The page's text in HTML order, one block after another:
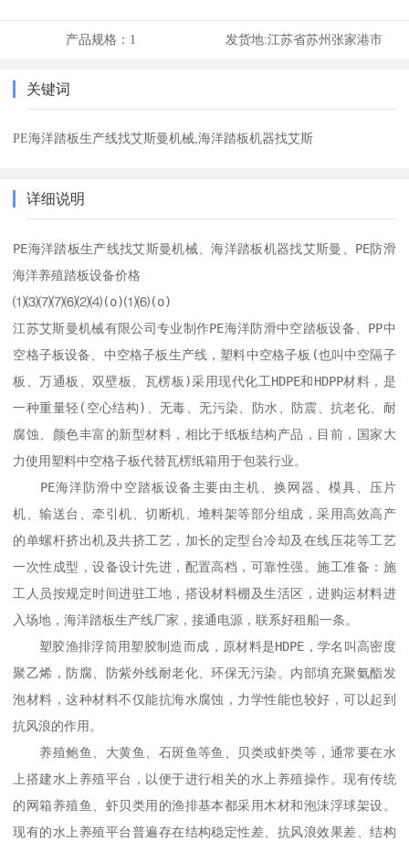
产品规格： 1 发货地:江苏省苏州张家港市
关键词
PE海洋踏板生产线找艾斯曼机械,海洋踏板机器找艾斯
详细说明
PE海洋踏板生产线找艾斯曼机械、海洋踏板机器找艾斯曼、PE防滑
海洋养殖踏板设备价格
⑴⑶⑺⑺⑹⑵⑷(o)⑴⑹(o)
江苏艾斯曼机械有限公司专业制作PE海洋防滑中空踏板设备、PP中
空格子板设备、中空格子板生产线，塑料中空格子板(也叫中空隔子
板、万通板、双壁板、瓦楞板)采用现代化工HDPE和HDPP材料，是
一种重量轻(空心结构)、无毒、无污染、防水、防震、抗老化、耐
腐蚀、颜色丰富的新型材料，相比于纸板结构产品，目前，国家大
力使用塑料中空格子板代替瓦楞纸箱用于包装行业。
PE海洋防滑中空踏板设备主要由主机、换网器、模具、压片
机、输送台、牵引机、切断机、堆料架等部分组成，采用高效高产
的单螺杆挤出机及共挤工艺，加长的定型台冷却及在线压花等工艺
一次性成型，设备设计先进，配置高档，可靠性强。施工准备：施
工人员按规定时间进驻工地，搭设材料棚及生活区，进购运材料进
入场地，海洋踏板生产线厂家，接通电源，联系好租船一条。
塑胶渔排浮筒用塑胶制造而成，原材料是HDPE，学名叫高密度
聚乙烯，防腐、防紫外线耐老化、环保无污染。内部填充聚氨酯发
泡材料，这种材料不仅能抗海水腐蚀，力学性能也较好，可以起到
抗风浪的作用。
养殖鲍鱼、大黄鱼、石斑鱼等鱼、贝类或虾类等，通常要在水
上搭建水上养殖平台，以便于进行相关的水上养殖操作。现有传统
的网箱养殖鱼、虾贝类用的渔排基本都采用木材和泡沫浮球架设。
现有的水上养殖平台普遍存在结构稳定性差、抗风浪效果差、结构